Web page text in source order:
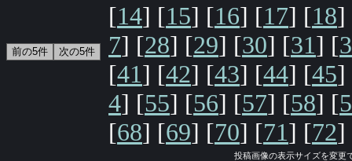
[14] [15] [16] [17] [18]
7] [28] [29] [30] [31] [
[41] [42] [43] [44] [45]
4] [55] [56] [57] [58] [
[68] [69] [70] [71] [72]
投稿画像の表示サイズを変更